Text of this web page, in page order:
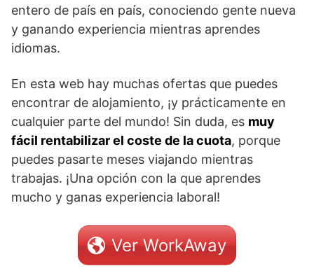
entero de país en país, conociendo gente nueva
y ganando experiencia mientras aprendes
idiomas.
En esta web hay muchas ofertas que puedes
encontrar de alojamiento, ¡y prácticamente en
cualquier parte del mundo! Sin duda, es muy
fácil rentabilizar el coste de la cuota, porque
puedes pasarte meses viajando mientras
trabajas. ¡Una opción con la que aprendes
mucho y ganas experiencia laboral!
Ver WorkAway